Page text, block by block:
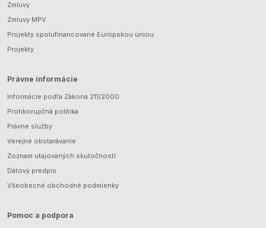
Zmluvy
Zmluvy MPV
Projekty spolufinancované Európskou úniou
Projekty
Právne informácie
Informácie podľa Zákona 211/2000
Protikorupčná politika
Právne služby
Verejné obstarávanie
Zoznam utajovaných skutočností
Dátový predpis
Všeobecné obchodné podmienky
Pomoc a podpora